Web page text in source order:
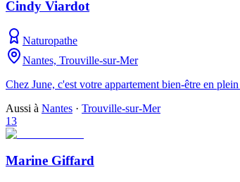
Cindy Viardot
Naturopathe
Nantes, Trouville-sur-Mer
Chez June, c'est votre appartement bien-être en
Aussi à Nantes · Trouville-sur-Mer
13
Marine Giffard